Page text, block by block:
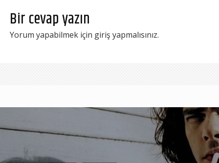
Bir cevap yazın
Yorum yapabilmek için giriş yapmalısınız.